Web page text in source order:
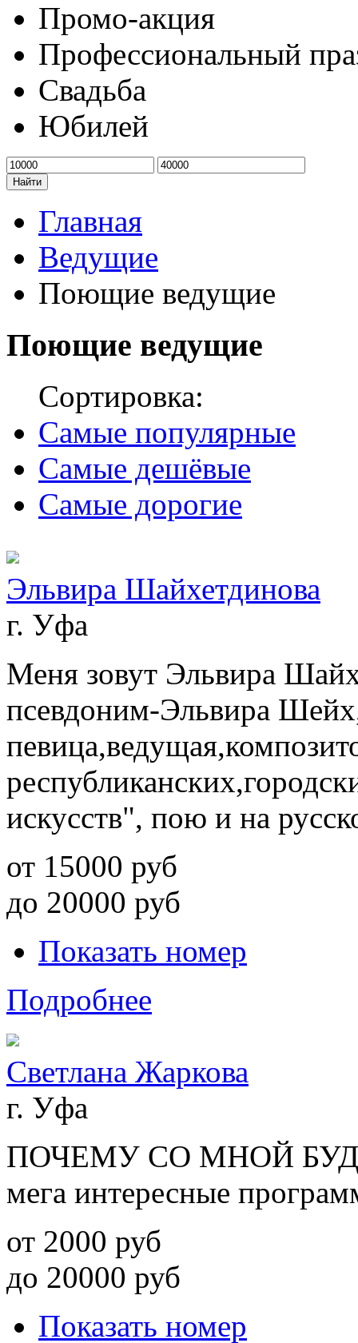
Промо-акция
Профессиональный
Свадьба
Юбилей
Найти
Главная
Ведущие
Поющие ведущие
Поющие ведущие
Сортировка:
Самые популярные
Самые дешёвые
Самые дорогие
Эльвира Шайхетдинова
г. Уфа
Меня зовут Эльвира
псевдоним-Эльвира Шейх,
искусств", пою и на
от 15000 руб
до 20000 руб
Показать номер
Подробнее
Светлана Жаркова
г. Уфа
ПОЧЕМУ СО МНОЙ
мега интересные
от 2000 руб
до 20000 руб
Показать номер